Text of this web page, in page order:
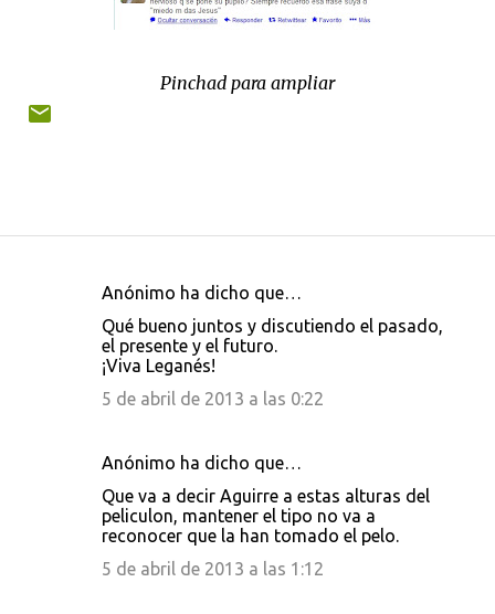
Pinchad para ampliar
Anónimo ha dicho que…
Qué bueno juntos y discutiendo el pasado,
el presente y el futuro.
¡Viva Leganés!
5 de abril de 2013 a las 0:22
Anónimo ha dicho que…
Que va a decir Aguirre a estas alturas del
peliculon, mantener el tipo no va a
reconocer que la han tomado el pelo.
5 de abril de 2013 a las 1:12